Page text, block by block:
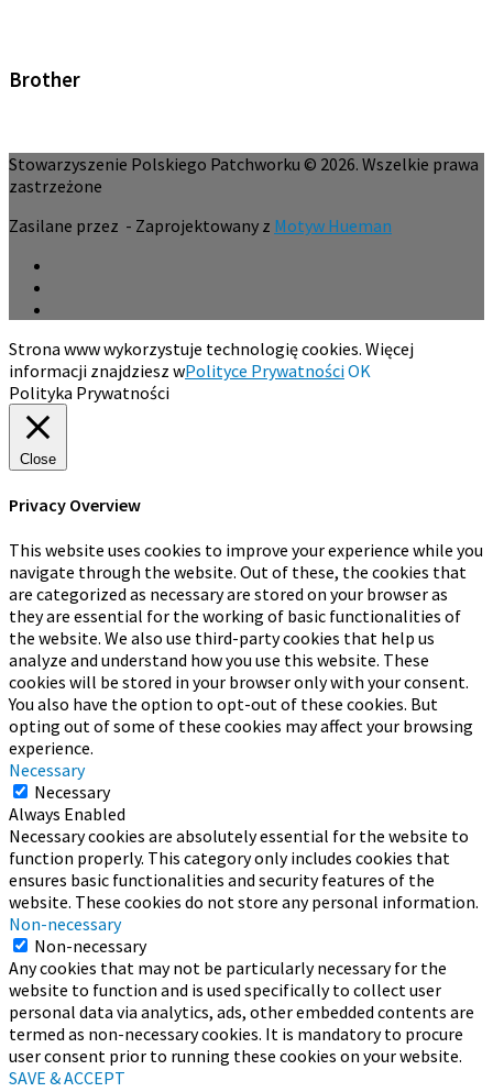
Brother
Stowarzyszenie Polskiego Patchworku © 2026. Wszelkie prawa
zastrzeżone
Zasilane przez - Zaprojektowany z Motyw Hueman
Strona www wykorzystuje technologię cookies. Więcej
informacji znajdziesz wPolityce PrywatnościOK
Polityka Prywatności
Close
Privacy Overview
This website uses cookies to improve your experience while you
navigate through the website. Out of these, the cookies that
are categorized as necessary are stored on your browser as
they are essential for the working of basic functionalities of
the website. We also use third-party cookies that help us
analyze and understand how you use this website. These
cookies will be stored in your browser only with your consent.
You also have the option to opt-out of these cookies. But
opting out of some of these cookies may affect your browsing
experience.
Necessary
Necessary
Always Enabled
Necessary cookies are absolutely essential for the website to
function properly. This category only includes cookies that
ensures basic functionalities and security features of the
website. These cookies do not store any personal information.
Non-necessary
Non-necessary
Any cookies that may not be particularly necessary for the
website to function and is used specifically to collect user
personal data via analytics, ads, other embedded contents are
termed as non-necessary cookies. It is mandatory to procure
user consent prior to running these cookies on your website.
SAVE & ACCEPT